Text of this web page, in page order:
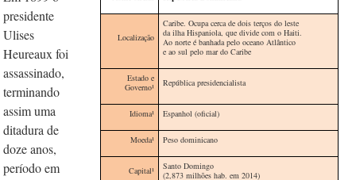
Localização
Caribe. Ocupa cerca de dois terços do leste
da ilha Hispaniola, que divide com o Haiti.
Ao norte é banhada pelo oceano Atlântico
e ao sul pelo mar do Caribe
Estado e
Governo¹
República presidencialista
Idioma¹ Espanhol (oficial)
Moeda¹ Peso dominicano
Capital¹
Santo Domingo
(2,873 milhões hab. em 2014)
presidente
Ulises
Heureaux foi
assassinado,
terminando
assim uma
ditadura de
doze anos,
período em